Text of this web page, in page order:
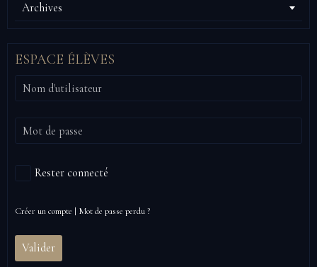
Archives
ESPACE ÉLÈVES
Rester connecté
Créer un compte | Mot de passe perdu ?
Valider